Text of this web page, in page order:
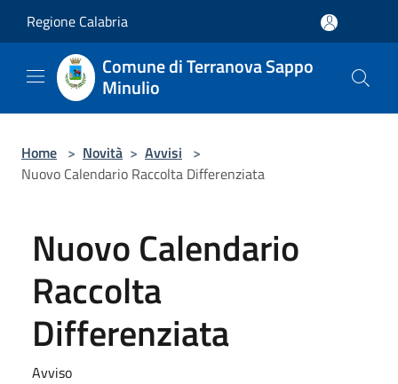
Regione Calabria
Comune di Terranova Sappo
Minulio
Home > Novità > Avvisi >
Nuovo Calendario Raccolta Differenziata
Nuovo Calendario
Raccolta
Differenziata
Avviso